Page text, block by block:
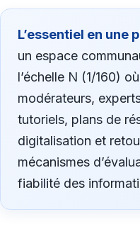
L’essentiel en une
un espace
l’échelle N (1/160)
modérateurs,
tutoriels, plans de
digitalisation et
mécanismes
fiabilité des